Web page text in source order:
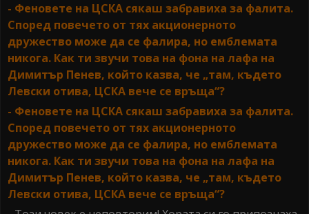
- Феновете на ЦСКА сякаш забравиха за фалита.
Според повечето от тях акционерното
дружество може да се фалира, но емблемата
никога. Как ти звучи това на фона на лафа на
Димитър Пенев, който казва, че „там, където
Левски отива, ЦСКА вече се връща“?
- Феновете на ЦСКА сякаш забравиха за фалита.
Според повечето от тях акционерното
дружество може да се фалира, но емблемата
никога. Как ти звучи това на фона на лафа на
Димитър Пенев, който казва, че „там, където
Левски отива, ЦСКА вече се връща“?